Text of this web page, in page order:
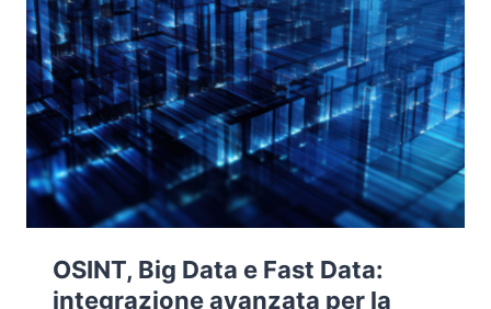
OSINT, Big Data e Fast Data:
integrazione avanzata per la